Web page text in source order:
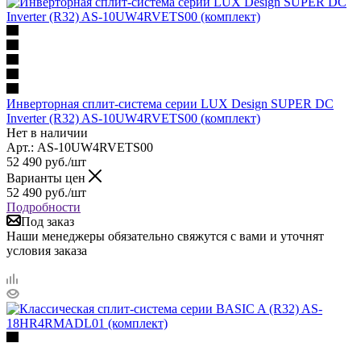
Инверторная сплит-система серии LUX Design SUPER DC
Inverter (R32) AS-10UW4RVETS00 (комплект)
Нет в наличии
Арт.: AS-10UW4RVETS00
52 490 руб./шт
Варианты цен
52 490 руб./шт
Подробности
Под заказ
Наши менеджеры обязательно свяжутся с вами и уточнят
условия заказа